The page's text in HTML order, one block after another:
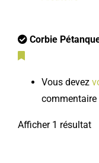
Corbie
Vous devez
commentaire
Afficher 1 résultat